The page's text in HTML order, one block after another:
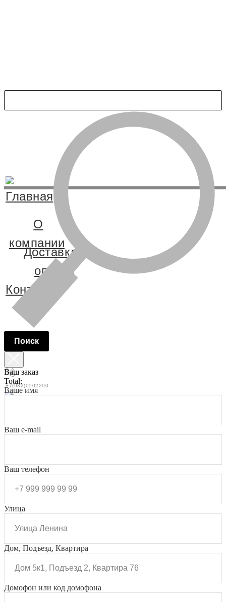
Главная
О
компании
Доставка и
оплата
Контакты
+7(932)0502200
Поиск
Ваш заказ
Total:
Ваше имя
Ваш e-mail
Ваш телефон
Улица
Дом, Подъезд, Квартира
Домофон или код домофона